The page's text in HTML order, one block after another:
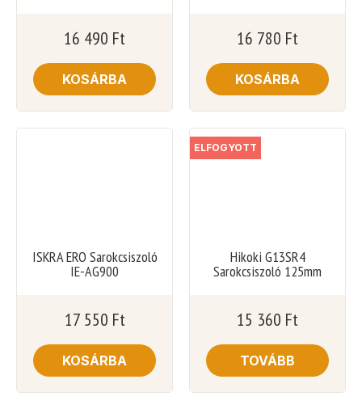
16 490 Ft
KOSÁRBA
16 780 Ft
KOSÁRBA
ISKRA ERO Sarokcsiszoló
IE-AG900
17 550 Ft
KOSÁRBA
ELFOGYOTT
Hikoki G13SR4
Sarokcsiszoló 125mm
15 360 Ft
TOVÁBB